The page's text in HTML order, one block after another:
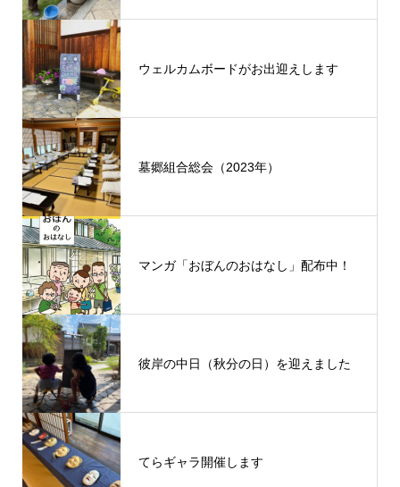
ウェルカムボードがお出迎えします
墓郷組合総会（2023年）
マンガ「おぼんのおはなし」配布中！
彼岸の中日（秋分の日）を迎えました
てらギャラ開催します